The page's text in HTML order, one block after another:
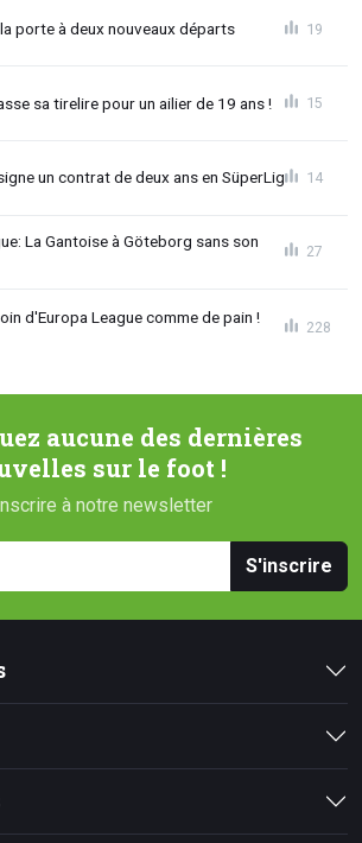
porte à deux nouveaux départs 19
sa tirelire pour un ailier de 19 ans ! 15
un contrat de deux ans en SüperLig 14
La Gantoise à Göteborg sans son
27
d'Europa League comme de pain !
228
aucune des dernières
sur le foot !
à notre newsletter
S'inscrire